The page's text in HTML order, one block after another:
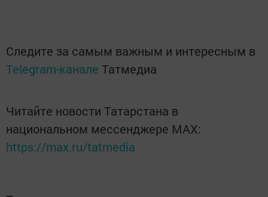
Следите за самым важным и интересным в
Telegram-канале Татмедиа
Читайте новости Татарстана в
национальном мессенджере MАХ:
https://max.ru/tatmedia